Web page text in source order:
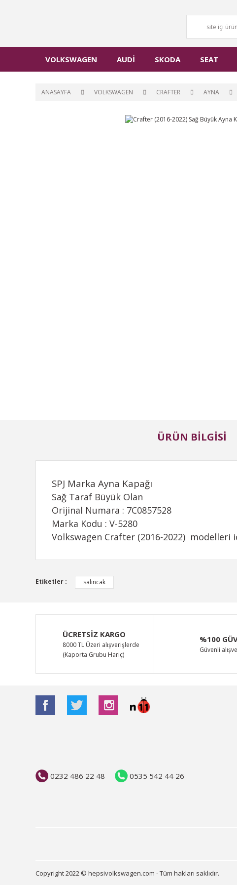
VOLKSWAGEN AUDİ SKODA SEAT
ANASAYFA VOLKSWAGEN CRAFTER AYNA
ÜRÜN BILGISI
SPJ Marka Ayna Kapağı
Sağ Taraf Büyük Olan
Orijinal Numara : 7C0857528
Marka Kodu : V-5280
Volkswagen Crafter (2016-2022) modelleri
Bu ürünün fiyat bilgisi, resim, ürün açıklamalarında ve diğer
Görüş ve önerileriniz için teşekkür ederiz.
Ürün resmi kalitesiz, bozuk veya görüntülenemiyor.
Ürün açıklamasında eksik bilgiler bulunuyor.
Ürün bilgilerinde hatalar bulunuyor.
Ürün fiyatı diğer sitelerden daha pahalı.
Etiketler : salıncak
ÜCRETSİZ KARGO
8000 TL Üzeri alışverişlerde
(Kaporta Grubu Hariç)
%100
Güvenli
0232 486 22 48 0535 542 44 26
Copyright 2022 © hepsivolkswagen.com - Tüm hakları saklıdır.